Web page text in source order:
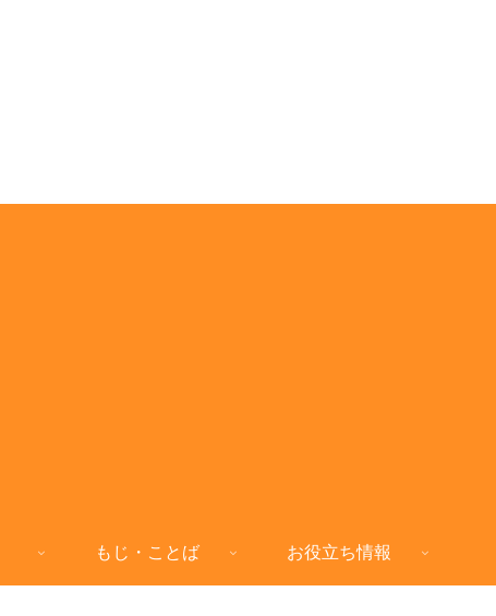
もじ・ことば お役立ち情報